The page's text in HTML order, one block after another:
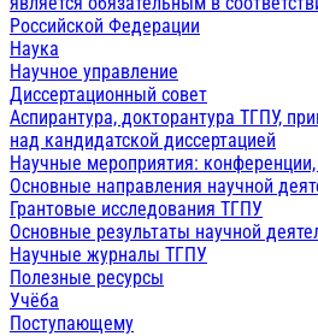
Российской Федерации
Наука
Научное управление
Диссертационный совет
Аспирантура, докторантура ТГПУ,
над кандидатской диссертацией
Научные мероприятия:
Основные направления научной
Грантовые исследования ТГПУ
Основные результаты научной
Научные журналы ТГПУ
Полезные ресурсы
Учёба
Поступающему